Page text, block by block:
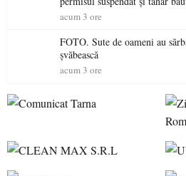
acum 3 ore
FOTO. Sute de oameni au
șvăbească
acum 3 ore